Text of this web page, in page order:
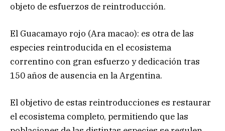
objeto de esfuerzos de reintroducción.
El Guacamayo rojo (Ara macao): es otra de las
especies reintroducida en el ecosistema
correntino con gran esfuerzo y dedicación tras
150 años de ausencia en la Argentina.
El objetivo de estas reintroducciones es restaurar
el ecosistema completo, permitiendo que las